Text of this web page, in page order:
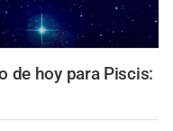
de hoy para Piscis: